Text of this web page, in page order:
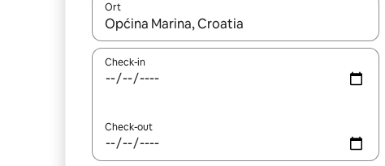
Ort
Wenn Ergebnisse verfügbar sind, navigiere mit den
Check-in
Check-out